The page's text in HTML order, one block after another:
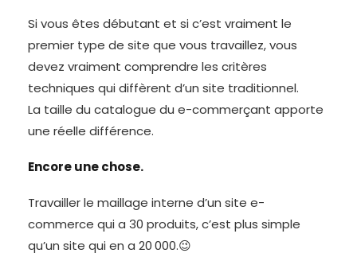
Si vous êtes débutant et si c’est vraiment le
premier type de site que vous travaillez, vous
devez vraiment comprendre les critères
techniques qui diffèrent d’un site traditionnel.
La taille du catalogue du e-commerçant apporte
une réelle différence.
Encore une chose.
Travailler le maillage interne d’un site e-
commerce qui a 30 produits, c’est plus simple
qu’un site qui en a 20 000.😉